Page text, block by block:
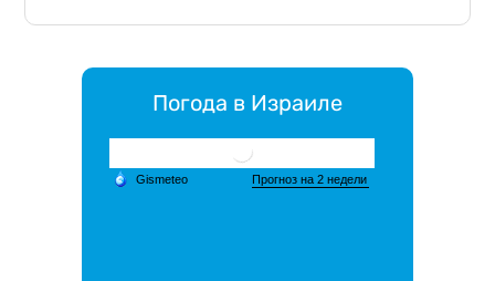
Погода в Израиле